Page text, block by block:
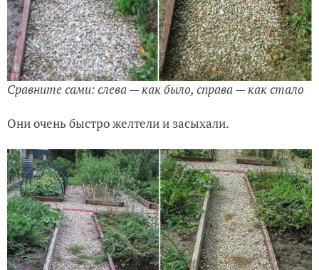
Сравните сами: слева — как было, справа — как стало
Они очень быстро желтели и засыхали.